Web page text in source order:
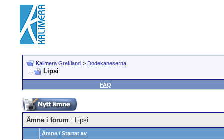
Kalimera Grekland > Dodekaneserna
Lipsi
FAQ
Ämne i forum : Lipsi
Ämne / Startat av